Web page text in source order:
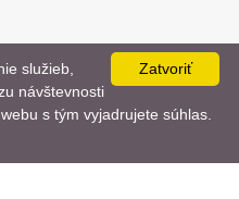
📨
Zatvoriť
služieb,
návštevnosti
s tým vyjadrujete súhlas.